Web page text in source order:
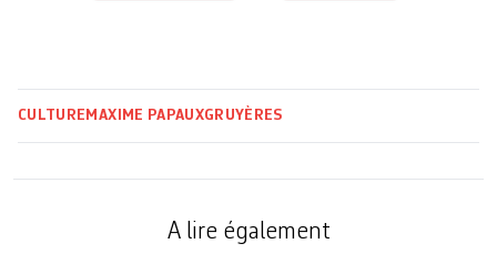
CULTURE MAXIME PAPAUXGRUYÈRES
A lire également